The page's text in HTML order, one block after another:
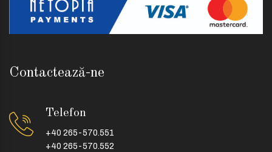
Contactează-ne
Telefon
+40 265-570.551
+40 265-570.552